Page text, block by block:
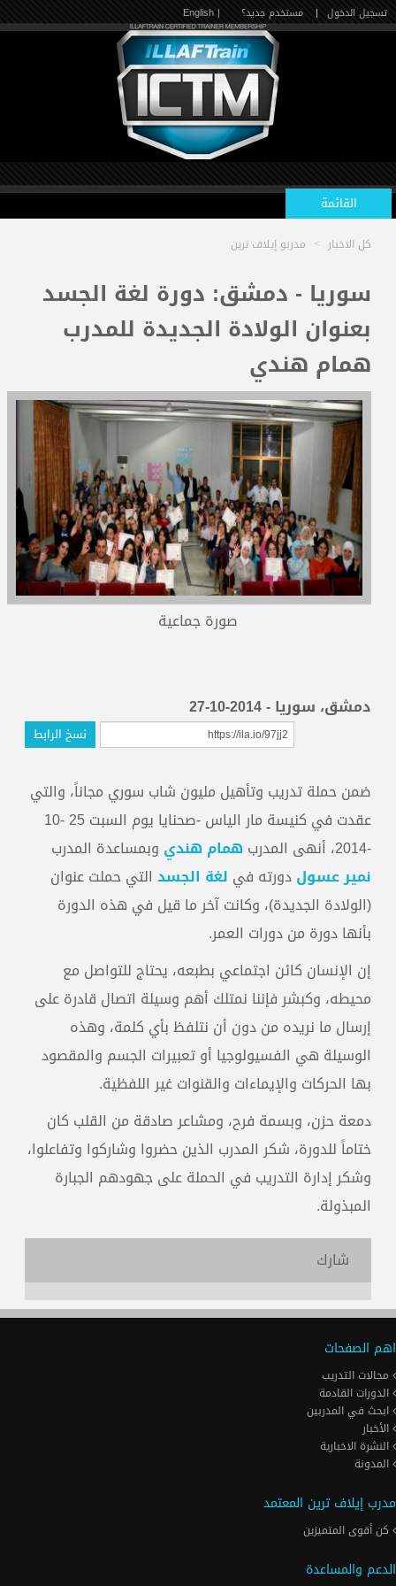
تسجيل الدخول | مستخدم جديد؟ | English
القائمة
الرئيسية
الدورات القادمة
المدربون
المعتمدون
كل الاخبار > مدربو إيلاف ترين
سوريا - دمشق: دورة لغة الجسد
بعنوان الولادة الجديدة للمدرب
همام هندي
صورة جماعية
دمشق، سوريا - 2014-10-27
نسخ الرابط
ضمن حملة تدريب وتأهيل مليون شاب سوري مجاناً، والتي
عقدت في كنيسة مار الياس -صحنايا يوم السبت 25 -10
-2014، أنهى المدرب
همام هندي وبمساعدة المدرب
نمير عسولدورته في لغة الجسد التي حملت عنوان
(الولادة الجديدة)، وكانت آخر ما قيل في هذه الدورة
بأنها دورة من دورات العمر.
إن الإنسان كائن اجتماعي بطبعه، يحتاج للتواصل مع
محيطه، وكبشر فإننا نمتلك أهم وسيلة اتصال قادرة على
إرسال ما نريده من دون أن نتلفظ بأي كلمة، وهذه
الوسيلة هي الفسيولوجيا أو تعبيرات الجسم والمقصود
بها الحركات والإيماءات والقنوات غير اللفظية.
دمعة حزن، وبسمة فرح، ومشاعر صادقة من القلب كان
ختاماً للدورة، شكر المدرب الذين حضروا وشاركوا وتفاعلوا،
وشكر إدارة التدريب في الحملة على جهودهم الجبارة
المبذولة.
شارك
اهم الصفحات
مجالات التدريب
الدورات القادمة
ابحث في المدربين
الأخبار
النشرة الاخبارية
المدونة
مدرب إيلاف ترين المعتمد
كن أقوى المتميزين
الدعم والمساعدة